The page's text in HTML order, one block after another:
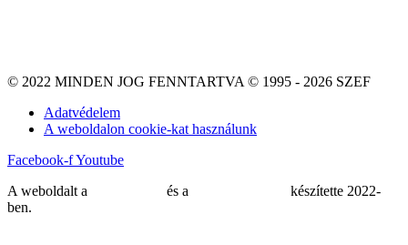
© 2022 MINDEN JOG FENNTARTVA © 1995 - 2026 SZEF
Adatvédelem
A weboldalon cookie-kat használunk
Facebook-fYoutube
A weboldalt a
és a
készítette 2022-
ben.